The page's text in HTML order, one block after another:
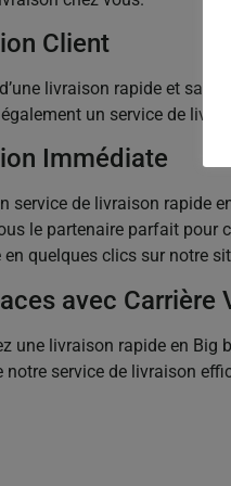
Client
livraison rapide et
un service de
Immédiate
service de livraison rapide
le partenaire parfait pour
quelques clics sur notre
avec Carrière
une livraison rapide en
notre service de livraison